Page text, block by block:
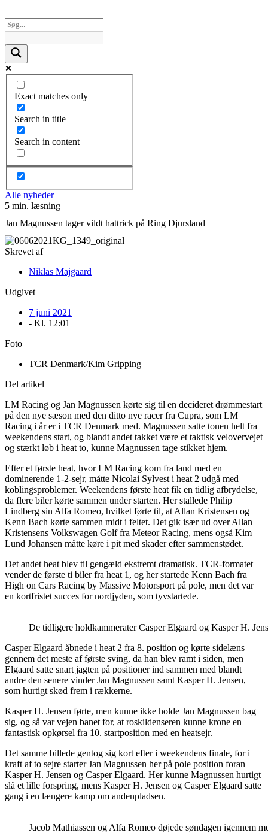
Exact matches only
Search in title
Search in content
Alle nyheder
5 min. læsning
Jan Magnussen tager vildt hattrick på Ring Djursland
Skrevet af
Niklas Majgaard
Udgivet
7 juni 2021
- Kl. 12:01
Foto
TCR Denmark/Kim Gripping
Del artikel
LM Racing og Jan Magnussen kørte sig til en decideret drømmestart
på den nye sæson med den ditto nye racer fra Cupra, som LM
Racing i år er i TCR Denmark med. Magnussen satte tonen helt fra
weekendens start, og blandt andet takket være et taktisk velovervejet
og stærkt løb i heat to, kunne Magnussen tage stikket hjem.
Efter et første heat, hvor LM Racing kom fra land med en
dominerende 1-2-sejr, måtte Nicolai Sylvest i heat 2 udgå med
koblingsproblemer. Weekendens første heat fik en tidlig afbrydelse,
da flere biler kørte sammen under starten. Her stallede Philip
Lindberg sin Alfa Romeo, hvilket førte til, at Allan Kristensen og
Kenn Bach kørte sammen midt i feltet. Det gik især ud over Allan
Kristensens Volkswagen Golf fra Meteor Racing, mens også Kim
Lund Johansen måtte køre i pit med skader efter sammenstødet.
Det andet heat blev til gengæld ekstremt dramatisk. TCR-formatet
vender de første ti biler fra heat 1, og her startede Kenn Bach fra
High on Cars Racing by Massive Motorsport på pole, men det var
en kortfristet succes for nordjyden, som tyvstartede.
De tidligere holdkammerater Casper Elgaard og Kasper H.
Casper Elgaard åbnede i heat 2 fra 8. position og kørte sidelæns
gennem det meste af første sving, da han blev ramt i siden, men
Elgaard satte snart jagten på positioner ind sammen med blandt
andre den senere vinder Jan Magnussen samt Kasper H. Jensen,
som hurtigt skød frem i rækkerne.
Kasper H. Jensen førte, men kunne ikke holde Jan Magnussen bag
sig, og så var vejen banet for, at roskildenseren kunne krone en
fantastisk opkørsel fra 10. startposition med en heatsejr.
Det samme billede gentog sig kort efter i weekendens finale, for i
kraft af to sejre starter Jan Magnussen her på pole position foran
Kasper H. Jensen og Casper Elgaard. Her kunne Magnussen hurtigt
slå et lille forspring, mens Kasper H. Jensen og Casper Elgaard satte
gang i en længere kamp om andenpladsen.
Jacob Mathiassen og Alfa Romeo døjede søndagen igennem